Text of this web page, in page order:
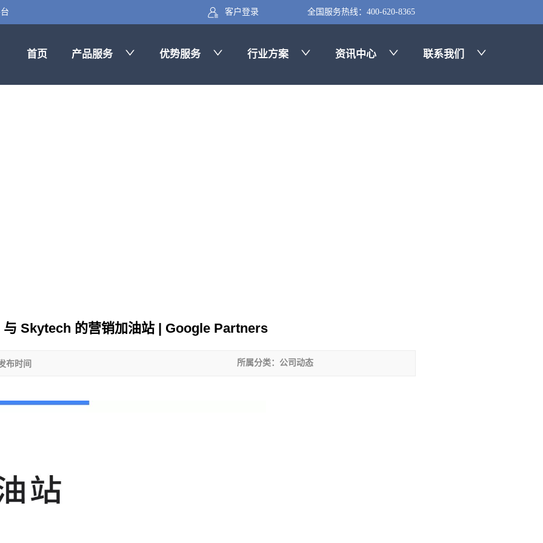
客户登录 全国服务热线：400-620-8365
首页 产品服务 优势服务 行业方案 资讯中心 联系我们
与 Skytech 的营销加油站 | Google Partners
布时间 所属分类：公司动态